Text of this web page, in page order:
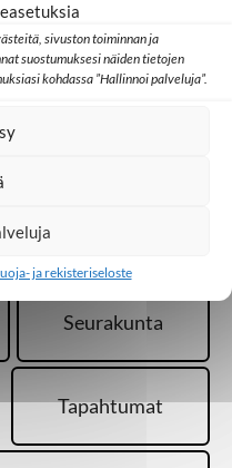
sivuston toiminnan ja
suostumuksesi näiden tietojen
kohdassa ”Hallinnoi palveluja”.
ja rekisteriseloste
Facebookista.
johtajaMervi
Kalmanlehto
Seurakunta
Tapahtumat